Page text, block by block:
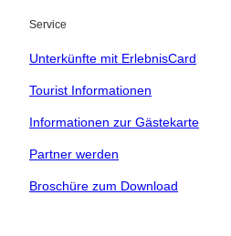
Kinder
buchen
vor Ort
Service
Unterkünfte mit ErlebnisCard
Tourist Informationen
Informationen zur Gästekarte
Partner werden
Broschüre zum Download